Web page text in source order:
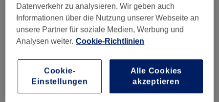
auf Ihren Besuch.
Finde die besten Salons in deiner Nähe
Auf Treatwell finden
Datenverkehr zu analysieren. Wir geben auch
Informationen über die Nutzung unserer Webseite an
unsere Partner für soziale Medien, Werbung und
Analysen weiter. Cookie-Richtlinien
Cookie-
Einstellungen
Alle Cookies
akzeptieren